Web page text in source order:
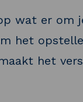
wat er om
het
het